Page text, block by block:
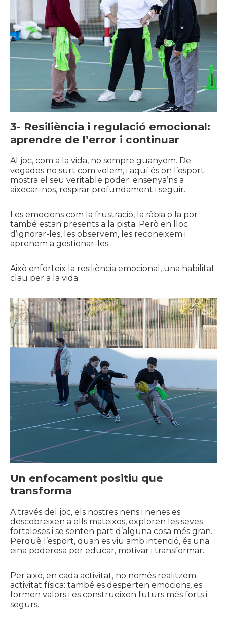
3- Resiliència i regulació emocional:
aprendre de l’error i continuar
Al joc, com a la vida, no sempre guanyem. De
vegades no surt com volem, i aquí és on l’esport
mostra el seu veritable poder: ensenya’ns a
aixecar-nos, respirar profundament i seguir.
Les emocions com la frustració, la ràbia o la por
també estan presents a la pista. Però en lloc
d’ignorar-les, les observem, les reconeixem i
aprenem a gestionar-les.
Això enforteix la resiliència emocional, una habilitat
clau per a la vida.
Un enfocament positiu que
transforma
A través del joc, els nostres nens i nenes es
descobreixen a ells mateixos, exploren les seves
fortaleses i se senten part d’alguna cosa més gran.
Perquè l’esport, quan es viu amb intenció, és una
eina poderosa per educar, motivar i transformar.
Per això, en cada activitat, no només realitzem
activitat física: també es desperten emocions, es
formen valors i es construeixen futurs més forts i
segurs.